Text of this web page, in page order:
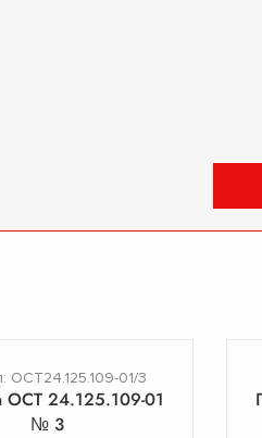
ОСТ24.125.109-01/3
ОСТ 24.125.109-01
№ 3